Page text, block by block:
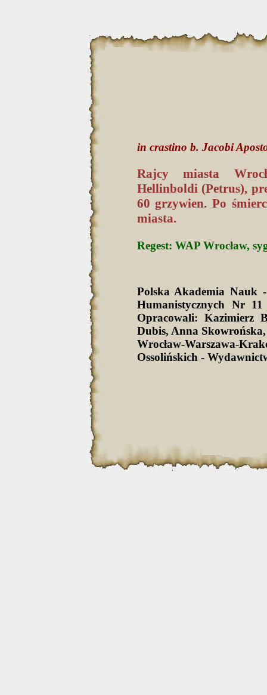
in crastino b. Jacobi
Rajcy miasta
Hellinboldi (Petrus),
60 grzywien. Po
miasta.
Regest: WAP Wrocław,
Polska Akademia Nauk
Humanistycznych Nr
Opracowali: Kazimierz
Dubis, Anna
Wrocław-Warszawa-
Ossolińskich -